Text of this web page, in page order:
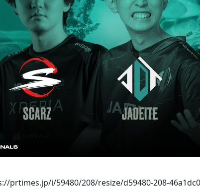
prtimes.jp/i/59480/208/resize/d59480-208-